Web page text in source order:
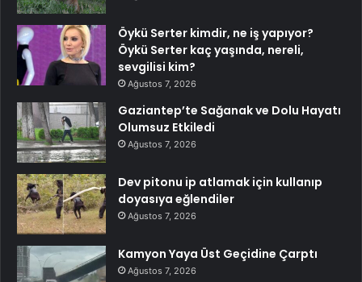
Öykü Serter kimdir, ne iş yapıyor?
Öykü Serter kaç yaşında, nereli,
sevgilisi kim?
Ağustos 7, 2026
Gaziantep’te Sağanak ve Dolu Hayatı
Olumsuz Etkiledi
Ağustos 7, 2026
Dev pitonu ip atlamak için kullanıp
doyasıya eğlendiler
Ağustos 7, 2026
Kamyon Yaya Üst Geçidine Çarptı
Ağustos 7, 2026